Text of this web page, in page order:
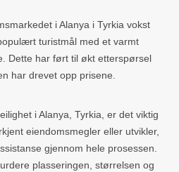
i Alanya i Tyrkia vokst
turistmål med et varmt
Dette har ført til økt etterspørsel
har drevet opp prisene.
i Alanya, Tyrkia, er det viktig
eiendomsmegler eller utvikler,
gjennom hele prosessen.
plasseringen, størrelsen og